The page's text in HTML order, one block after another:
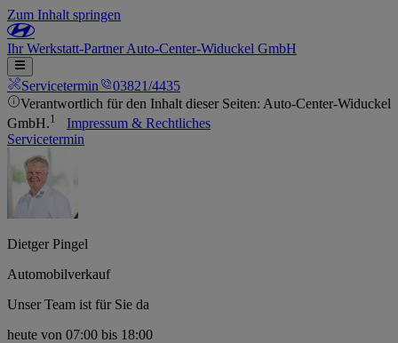
Zum Inhalt springen
IhrWerkstatt-PartnerAuto-Center-Widuckel GmbH
Servicetermin
03821/4435
Verantwortlich für den Inhalt dieser Seiten: Auto-Center-Widuckel
GmbH.1
Impressum & Rechtliches
Servicetermin
Dietger Pingel
Automobilverkauf
Unser Team ist für Sie da
heute von 07:00 bis 18:00